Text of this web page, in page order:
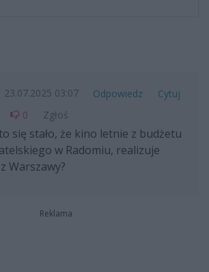
23.07.2025 03:07 Odpowiedz
Cytuj
0 Zgłoś
się stało, że kino letnie z budżetu
w Radomiu, realizuje
Warszawy?
Reklama